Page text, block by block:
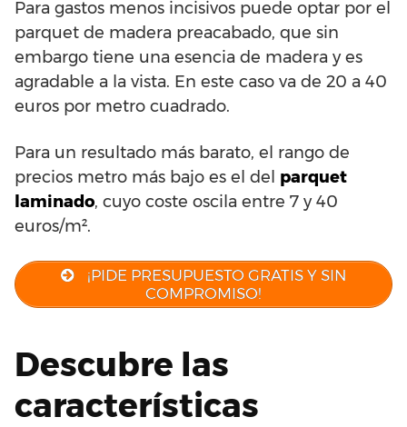
Para gastos menos incisivos puede optar por el
parquet de madera preacabado, que sin
embargo tiene una esencia de madera y es
agradable a la vista. En este caso va de 20 a 40
euros por metro cuadrado.
Para un resultado más barato, el rango de
precios metro más bajo es el del parquet
laminado, cuyo coste oscila entre 7 y 40
euros/m².
¡PIDE PRESUPUESTO GRATIS Y SIN
COMPROMISO!
Descubre las
características